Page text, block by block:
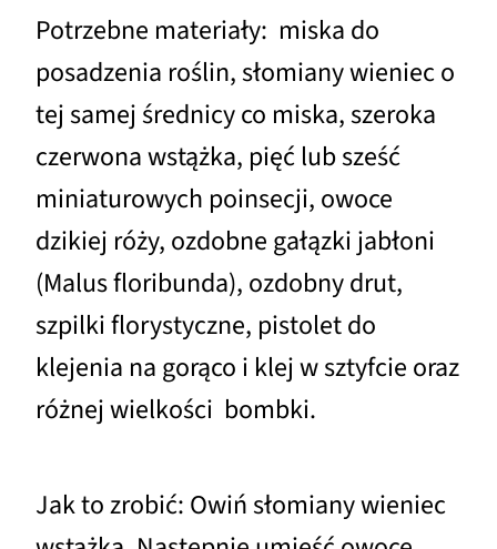
Potrzebne materiały: miska do
posadzenia roślin, słomiany wieniec o
tej samej średnicy co miska, szeroka
czerwona wstążka, pięć lub sześć
miniaturowych poinsecji, owoce
dzikiej róży, ozdobne gałązki jabłoni
(Malus floribunda), ozdobny drut,
szpilki florystyczne, pistolet do
klejenia na gorąco i klej w sztyfcie oraz
różnej wielkości bombki.
Jak to zrobić: Owiń słomiany wieniec